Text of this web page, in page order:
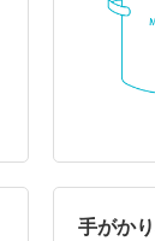
手がか